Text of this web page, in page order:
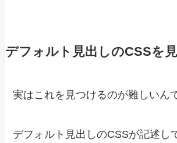
デフォルト見出しのCSSを
実はこれを見つけるのが難しいん
デフォルト見出しのCSSが記述し